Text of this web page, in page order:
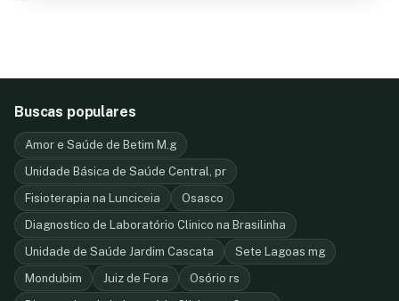
Buscas populares
Amor e Saúde de Betim M.g
Unidade Básica de Saúde Central, pr
Fisioterapia na Lunciceia
Osasco
Diagnostico de Laboratório Clinico na Brasilinha
Unidade de Saúde Jardim Cascata
Sete Lagoas mg
Mondubim
Juiz de Fora
Osório rs